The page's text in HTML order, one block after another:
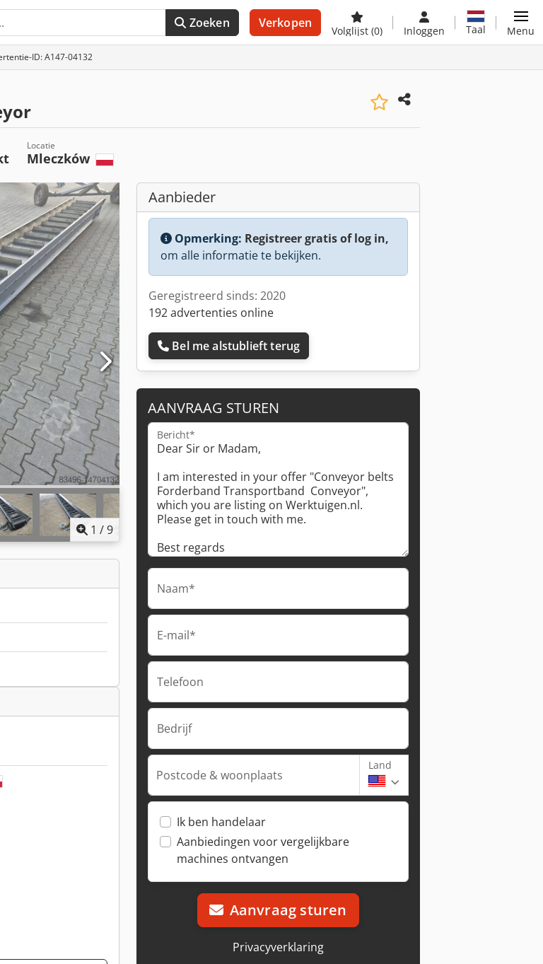
Zoeken Verkopen
Volglijst (0) Inloggen Taal Menu
ID: A147-04132
Locatie
Mleczków
1 /9
Aanbieder
Opmerking: Registreer gratis of log in,
om alle informatie te bekijken.
Geregistreerd sinds: 2020
192 advertenties online
Bel me alstublieft terug
AANVRAAG STUREN
Bericht*
Naam*
E-mail*
Telefoon
Bedrijf
Postcode & woonplaats
Land
Ik ben handelaar
Aanbiedingen voor vergelijkbare
machines ontvangen
Aanvraag sturen
Privacyverklaring